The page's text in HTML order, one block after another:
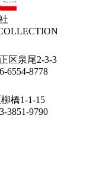
区泉尾2-3-3
6554-8778
橋1-1-15
3851-9790